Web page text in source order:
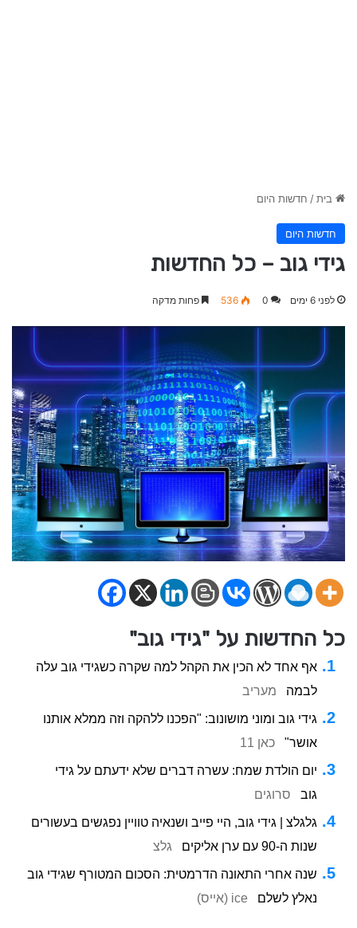
בית/ חדשות היום
חדשות היום
גידי גוב – כל החדשות
לפני 6 ימים 0
536 פחות מדקה
כל החדשות על "גידי גוב"
אף אחד לא הכין את הקהל למה שקרה כשגידי גוב עלה
לבמה
מעריב
גידי גוב ומוני מושונוב: "הפכנו ללהקה וזה ממלא אותנו
אושר"
כאן 11
יום הולדת שמח: עשרה דברים שלא ידעתם על גידי
גוב
סרוגים
גלגלצ | גידי גוב, היי פייב ושנאיה טוויין נפגשים בעשורים
שנות ה-90 עם ערן אליקים
גלצ
שנה אחרי התאונה הדרמטית: הסכום המטורף שגידי גוב
נאלץ לשלם
ice (אייס)